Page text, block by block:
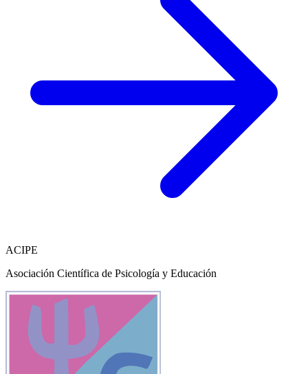
ACIPE
Asociación Científica de Psicología y Educación